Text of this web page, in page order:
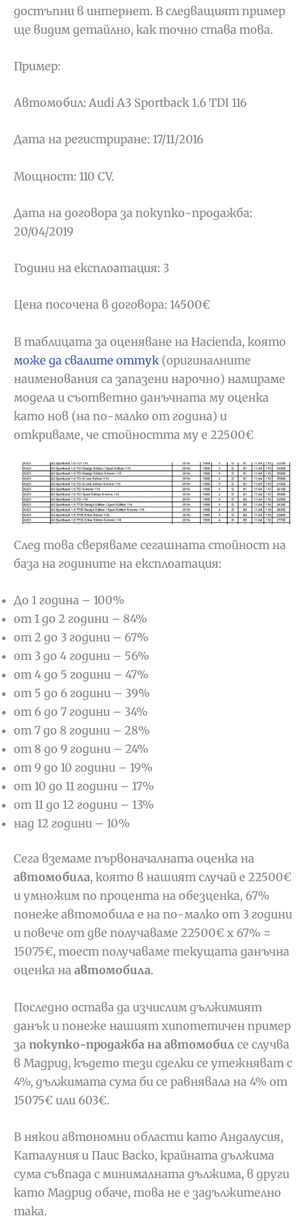
достъпни в интернет. В следващият пример
ще видим детайлно, как точно става това.
Пример:
Автомобил: Audi A3 Sportback 1.6 TDI 116
Дата на регистриране: 17/11/2016
Мощност: 110 CV.
Дата на договора за покупко-продажба:
20/04/2019
Години на експлоатация: 3
Цена посочена в договора: 14500€
В таблицата за оценяване на Hacienda, която
може да свалите оттук (оригиналните
наименования са запазени нарочно) намираме
модела и съответно данъчната му оценка
като нов (на по-малко от година) и
откриваме, че стойността му е 22500€
След това сверяваме сегашната стойност на
база на годините на експлоатация:
До 1 година – 100%
от 1 до 2 години – 84%
от 2 до 3 години – 67%
от 3 до 4 години – 56%
от 4 до 5 години – 47%
от 5 до 6 години – 39%
от 6 до 7 години – 34%
от 7 до 8 години – 28%
от 8 до 9 години – 24%
от 9 до 10 години – 19%
от 10 до 11 години – 17%
от 11 до 12 години – 13%
над 12 години – 10%
Сега вземаме първоначалната оценка на
автомобила, която в нашият случай е 22500€
и умножим по процента на обезценка, 67%
понеже автомобила е на по-малко от 3 години
и повече от две получаваме 22500€ х 67% =
15075€, тоест получаваме текущата данъчна
оценка на автомобила.
Последно остава да изчислим дължимият
данък и понеже нашият хипотетичен пример
за покупко-продажба на автомобил се случва
в Мадрид, където тези сделки се утежняват с
4%, дължимата сума би се равнявала на 4% от
15075€ или 603€.
В някои автономни области като Андалусия,
Каталуния и Паис Васко, крайната дължима
сума съвпада с минималната дължима, в други
като Мадрид обаче, това не е задължително
така.